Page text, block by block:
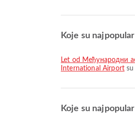
Koje su
let od Међународни
International Airportsu
Koje su